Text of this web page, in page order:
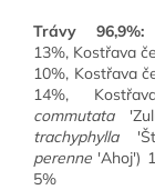
Trávy 96,9%:
13%, Kostřava
10%, Kostřava
14%,
commutata
trachyphylla
perenne 'Ahoj')
5%